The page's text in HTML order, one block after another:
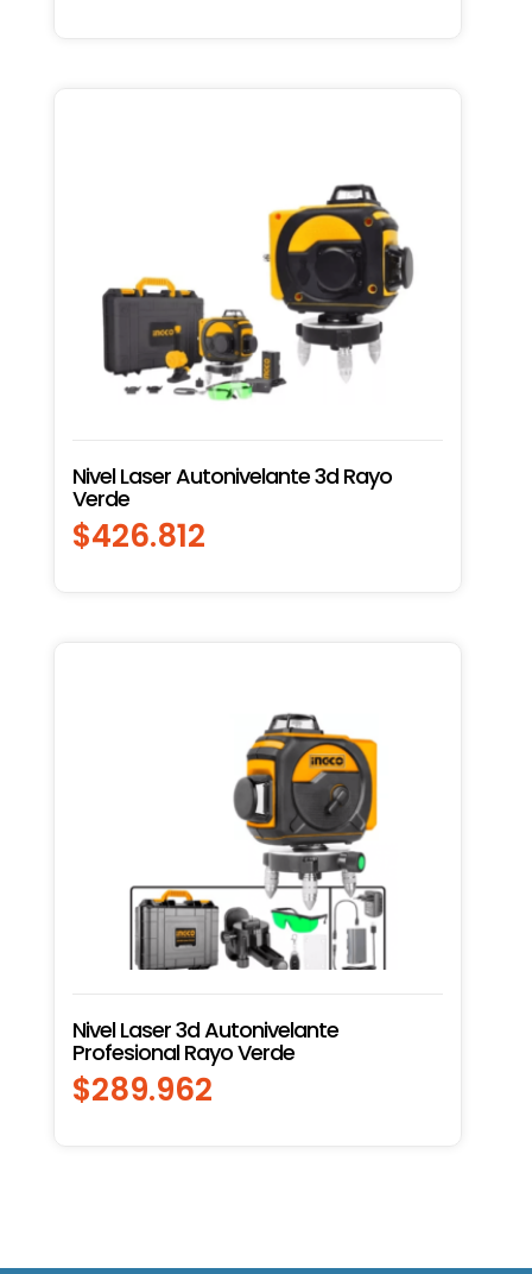
Nivel Laser Autonivelante 3d Rayo
Verde
$426.812
Nivel Laser 3d Autonivelante
Profesional Rayo Verde
$289.962